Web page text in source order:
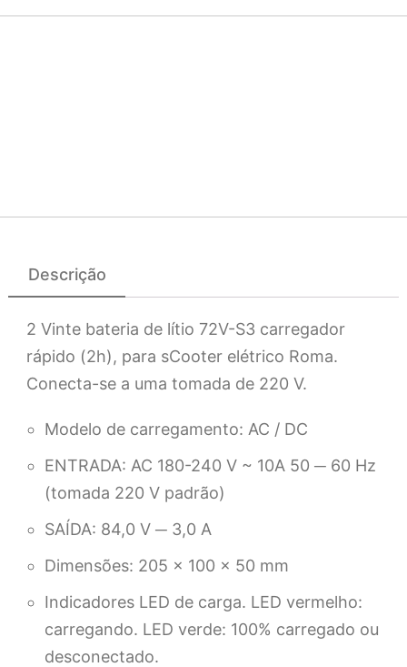
Descrição
2 Vinte bateria de lítio 72V-S3 carregador
rápido (2h), para sCooter elétrico Roma.
Conecta-se a uma tomada de 220 V.
Modelo de carregamento: AC / DC
ENTRADA: AC 180-240 V ~ 10A 50 ─ 60 Hz
(tomada 220 V padrão)
SAÍDA: 84,0 V ─ 3,0 A
Dimensões: 205 x 100 x 50 mm
Indicadores LED de carga. LED vermelho:
carregando. LED verde: 100% carregado ou
desconectado.